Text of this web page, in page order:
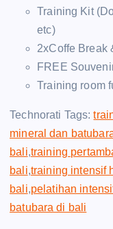
Training Kit
etc)
2xCoffe Break
FREE
Training room
Technorati Tags:
mineral dan
bali,training
bali,training intensif
bali,pelatihan
batubara di bali